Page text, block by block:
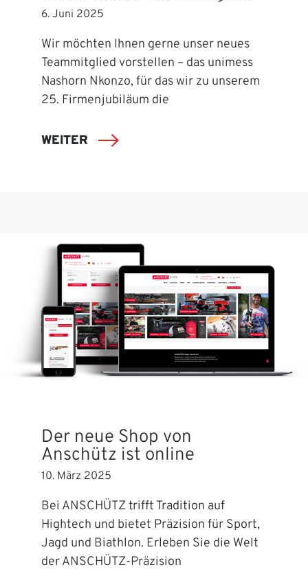
6. Juni 2025
Wir möchten Ihnen gerne unser neues
Teammitglied vorstellen – das unimess
Nashorn Nkonzo, für das wir zu unserem
25. Firmenjubiläum die
WEITER
Der neue Shop von
Anschütz ist online
10. März 2025
Bei ANSCHÜTZ trifft Tradition auf
Hightech und bietet Präzision für Sport,
Jagd und Biathlon. Erleben Sie die Welt
der ANSCHÜTZ-Präzision